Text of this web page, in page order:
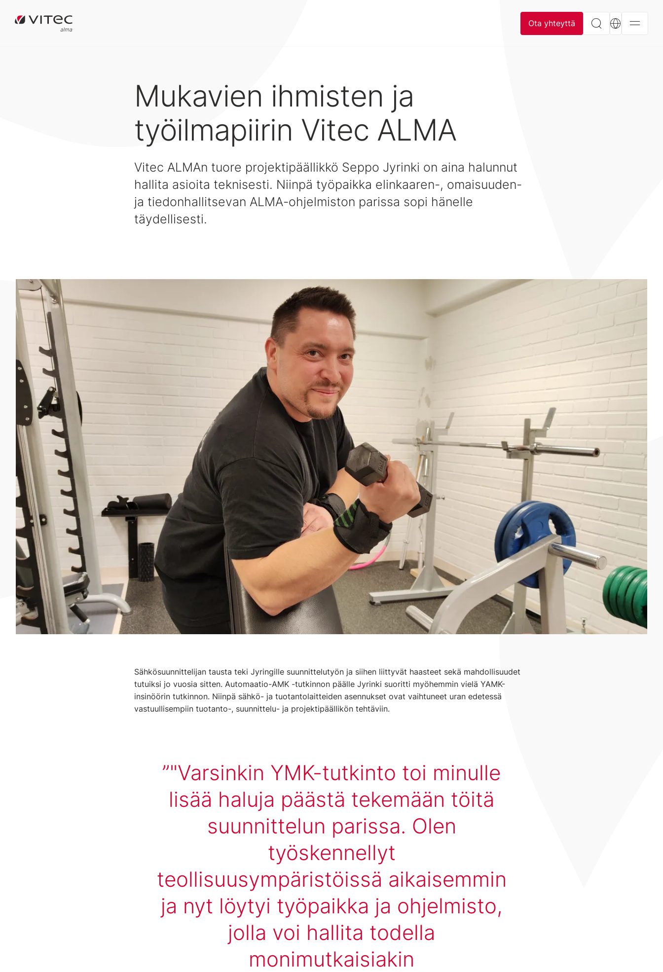
Ota yhteyttä
Mukavien ihmisten ja
työilmapiirin Vitec ALMA
Vitec ALMAn tuore projektipäällikkö Seppo Jyrinki on aina halunnut
hallita asioita teknisesti. Niinpä työpaikka elinkaaren-, omaisuuden-
ja tiedonhallitsevan ALMA-ohjelmiston parissa sopi hänelle
täydellisesti.
Sähkösuunnittelijan tausta teki Jyringille suunnittelutyön ja siihen liittyvät haasteet sekä mahdollisuudet
tutuiksi jo vuosia sitten. Automaatio-AMK -tutkinnon päälle Jyrinki suoritti myöhemmin vielä YAMK-
insinöörin tutkinnon. Niinpä sähkö- ja tuotantolaitteiden asennukset ovat vaihtuneet uran edetessä
vastuullisempiin tuotanto-, suunnittelu- ja projektipäällikön tehtäviin.
"Varsinkin YMK-tutkinto toi minulle
lisää haluja päästä tekemään töitä
suunnittelun parissa. Olen
työskennellyt
teollisuusympäristöissä aikaisemmin
ja nyt löytyi työpaikka ja ohjelmisto,
jolla voi hallita todella
monimutkaisiakin